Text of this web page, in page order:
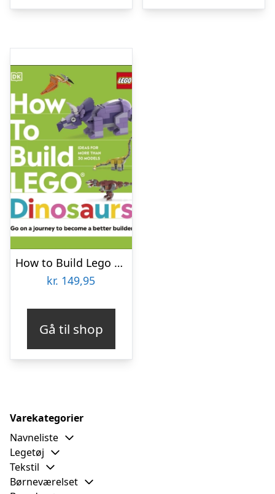
How to Build Lego Dinosaurs
kr. 149,95
Gå til shop
Varekategorier
Navneliste
Legetøj
Tekstil
Børneværelset